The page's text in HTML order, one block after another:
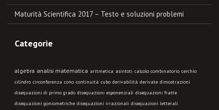
Maturità Scientifica 2017 – Testo e soluzioni problemi
Categorie
algebra analisi matematica aritmetica asintoti calcolo combinatorio cerchio
cilindro circonferenza cono continuità cubo derivabilità derivate dimostrazioni
disequazioni di primo grado disequazioni esponenziali disequazioni fratte
disequazioni goniometriche disequazioni irrazionali disequazioni letterali